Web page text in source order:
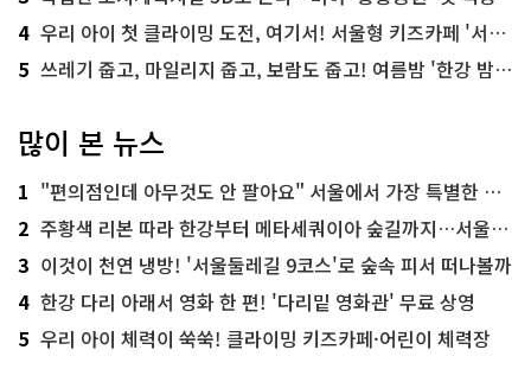
4 우리 아이 첫 클라이밍 도전, 여기서! 서울형 키즈카페 '서울가족플라자점'
5 쓰레기 줍고, 마일리지 줍고, 보람도 줍고! 여름밤 '한강 밤마실 줍깅'
많이 본 뉴스
1 "편의점인데 아무것도 안 팔아요" 서울에서 가장 특별한 편의점의 정체
2 주황색 리본 따라 한강부터 메타세쿼이아 숲길까지…서울둘레길 15코스
3 이것이 천연 냉방! '서울둘레길 9코스'로 숲속 피서 떠나볼까
4 한강 다리 아래서 영화 한 편! '다리밑 영화관' 무료 상영
5 우리 아이 체력이 쑥쑥! 클라이밍 키즈카페·어린이 체력장